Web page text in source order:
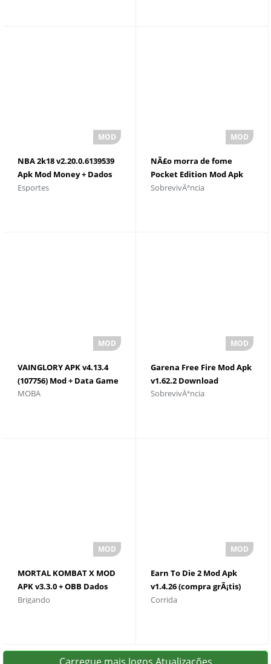
NBA 2k18 v2.20.0.6139539
Apk Mod Money + Dados
para Android
Esportes
NÃ£o morra de fome
Pocket Edition Mod Apk
v1.19.18 Mega + OBB
SobrevivÃªncia
VAINGLORY APK v4.13.4
(107756) Mod + Data Game
para Android e download
MOBA
Garena Free Fire Mod Apk
v1.62.2 Download
ilimitado de diamantes e
SobrevivÃªncia
MORTAL KOMBAT X MOD
APK v3.3.0 + OBB Dados
Dinheiro ilimitado
Brigando
Earn To Die 2 Mod Apk
v1.4.26 (compra grÃ¡tis)
para Android e download
Corrida